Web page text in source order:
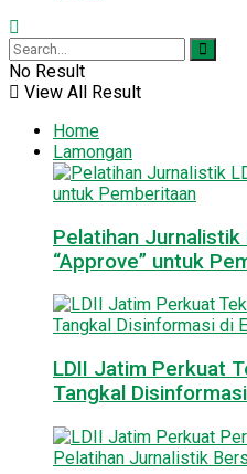
No Result
View All Result
Home
Lamongan
Pelatihan Jurnalistik
“Approve” untuk
LDII Jatim Perkuat
Tangkal